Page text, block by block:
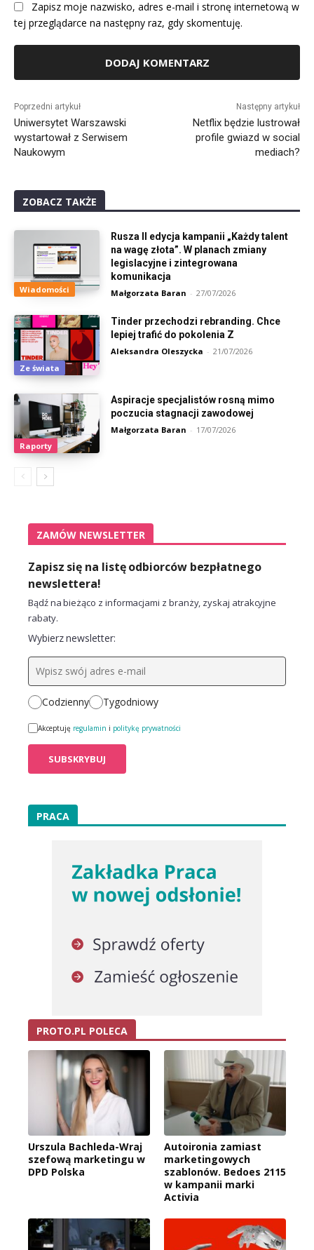
Zapisz moje nazwisko, adres e-mail i stronę internetową w
tej przeglądarce na następny raz, gdy skomentuję.
Poprzedni artykuł
Uniwersytet Warszawski
wystartował z Serwisem
Naukowym
Następny artykuł
Netflix będzie lustrował
profile gwiazd w social
mediach?
ZOBACZ TAKŻE
Wiadomości
Rusza II edycja kampanii „Każdy talent
na wagę złota”. W planach zmiany
legislacyjne i zintegrowana
komunikacja
Małgorzata Baran - 27/07/2026
Ze świata
Tinder przechodzi rebranding. Chce
lepiej trafić do pokolenia Z
Aleksandra Oleszycka - 21/07/2026
Raporty
Aspiracje specjalistów rosną mimo
poczucia stagnacji zawodowej
Małgorzata Baran - 17/07/2026
ZAMÓW NEWSLETTER
Zapisz się na listę odbiorców bezpłatnego
newslettera!
Bądź na bieżąco z informacjami z branży, zyskaj atrakcyjne
rabaty.
Wybierz newsletter:
Codzienny Tygodniowy
Akceptuję regulamin i politykę prywatności
PRACA
PROTO.PL POLECA
Urszula Bachleda-Wraj
szefową marketingu w
DPD Polska
Autoironia zamiast
marketingowych
szablonów. Bedoes 2115
w kampanii marki
Activia